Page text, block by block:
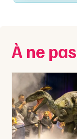
Foires & salons
Concerts
Sports
Soirées
Sorties famille
Nice
Paris
Strasbourg
Toulouse
Toutes les villes
À ne